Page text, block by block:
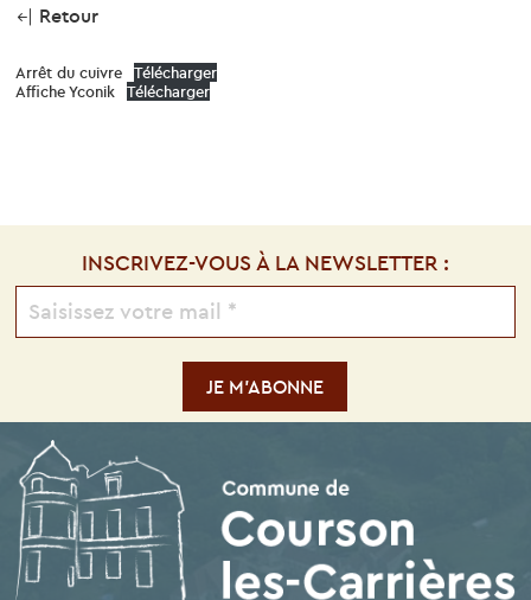
Retour
Arrêt du cuivre
Télécharger
Affiche Yconik
Télécharger
INSCRIVEZ-VOUS À LA NEWSLETTER :